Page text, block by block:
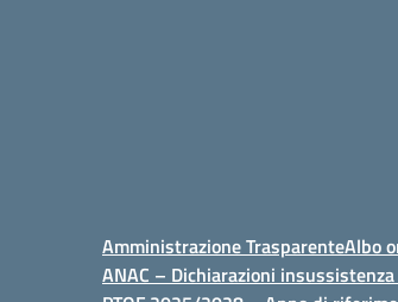
Amministrazione TrasparenteAlbo
ANAC – Dichiarazioni